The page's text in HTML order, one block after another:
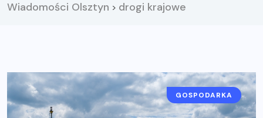
Wiadomości Olsztyn > drogi krajowe
GOSPODARKA